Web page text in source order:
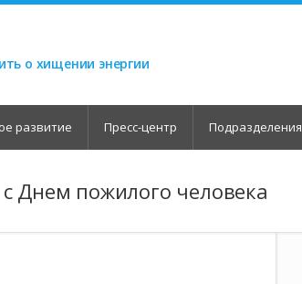
о хищении энергии
развитие Пресс-центр Подразделения
Днем пожилого человека